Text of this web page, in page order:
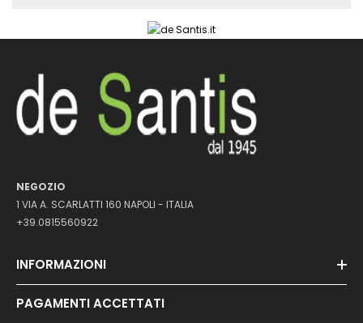
NEGOZIO
1 VIA A. SCARLATTI 160 NAPOLI - ITALIA
+39.0815560922
INFORMAZIONI
PAGAMENTI ACCETTATI